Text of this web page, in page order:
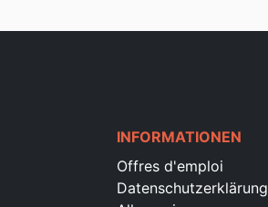
INFORMATIONEN
Offres d'emploi
Datenschutzerklärung